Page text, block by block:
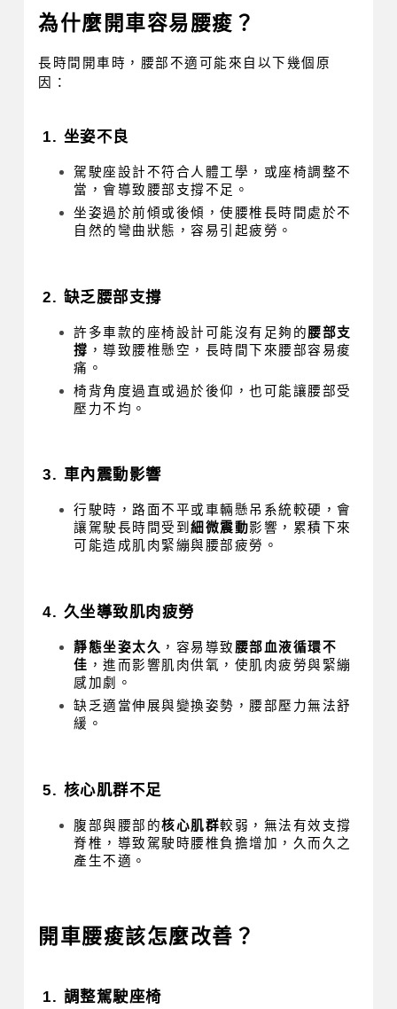
為什麼開車容易腰痠？
長時間開車時，腰部不適可能來自以下幾個原
因：
1. 坐姿不良
駕駛座設計不符合人體工學，或座椅調整不
當，會導致腰部支撐不足。
坐姿過於前傾或後傾，使腰椎長時間處於不
自然的彎曲狀態，容易引起疲勞。
2. 缺乏腰部支撐
許多車款的座椅設計可能沒有足夠的腰部支
撐 ，導致腰椎懸空，長時間下來腰部容易痠
痛。
椅背角度過直或過於後仰，也可能讓腰部受
壓力不均。
3. 車內震動影響
行駛時，路面不平或車輛懸吊系統較硬，會
讓駕駛長時間受到細微震動影響，累積下來
可能造成肌肉緊繃與腰部疲勞。
4. 久坐導致肌肉疲勞
靜態坐姿太久 ，容易導致 腰部血液循環不
佳 ，進而影響肌肉供氧，使肌肉疲勞與緊繃
感加劇。
缺乏適當伸展與變換姿勢，腰部壓力無法舒
緩。
5. 核心肌群不足
腹部與腰部的核心肌群較弱，無法有效支撐
脊椎，導致駕駛時腰椎負擔增加，久而久之
產生不適。
開車腰痠該怎麼改善？
1. 調整駕駛座椅